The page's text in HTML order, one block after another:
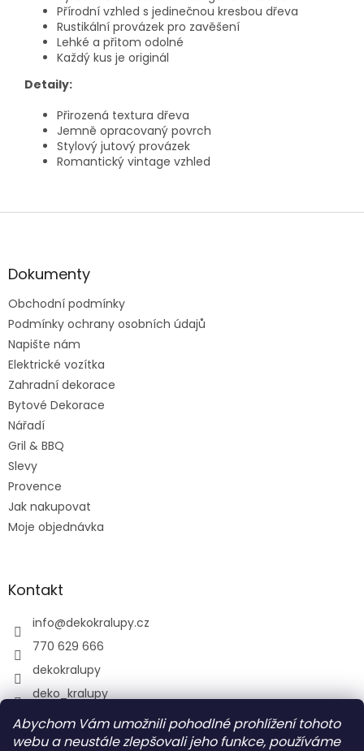
Abychom Vám umožnili pohodlné prohlížení tohoto
webu a neustále zlepšovali jeho funkce, používáme
Přírodní vzhled s jedinečnou kresbou dřeva
Rustikální provázek pro zavěšení
Lehké a přitom odolné
Každý kus je originál
Detaily:
Přirozená textura dřeva
Jemně opracovaný povrch
Stylový jutový provázek
Romantický vintage vzhled
Z
aDokumenty
Obchodní podmínky
Podmínky ochrany osobních údajů
Napište nám
Elektrické vozítka
Zahradní dekorace
Bytové Dekorace
Nářadí
Gril & BBQ
Slevy
Provence
Jak nakupovat
Moje objednávka
Kontakt
info@dekokralupy.cz
770 629 666
dekokralupy
deko_kralupy
Vyhledávání